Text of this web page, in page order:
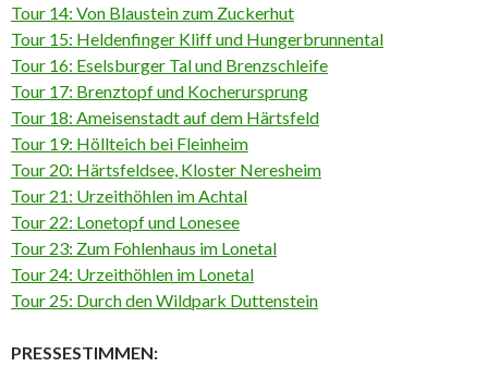
Tour 14: Von Blaustein zum Zuckerhut
Tour 15: Heldenfinger Kliff und Hungerbrunnental
Tour 16: Eselsburger Tal und Brenzschleife
Tour 17: Brenztopf und Kocherursprung
Tour 18: Ameisenstadt auf dem Härtsfeld
Tour 19: Höllteich bei Fleinheim
Tour 20: Härtsfeldsee, Kloster Neresheim
Tour 21: Urzeithöhlen im Achtal
Tour 22: Lonetopf und Lonesee
Tour 23: Zum Fohlenhaus im Lonetal
Tour 24: Urzeithöhlen im Lonetal
Tour 25: Durch den Wildpark Duttenstein
PRESSESTIMMEN: